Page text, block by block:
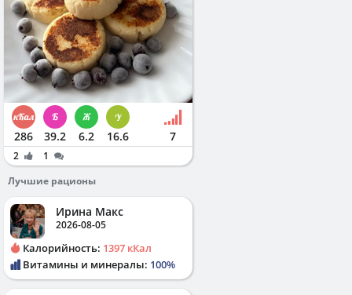
286 39.2 6.2 16.6 7
2
1
Лучшие рационы
Ирина Макс
2026-08-05
Калорийность: 1397 кКал
Витамины и минералы: 100%